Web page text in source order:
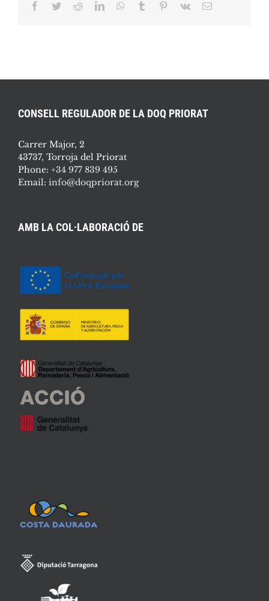
Facebook
TwitterRedditLinkedInWhatsApp
Tumblr Pinterest
Vk Email:
CONSELL REGULADOR DE LA DOQ PRIORAT
Carrer Major, 2
43737, Torroja del Priorat
Phone: +34 977 839 495
Email: info@doqpriorat.org
AMB LA COL·LABORACIÓ DE